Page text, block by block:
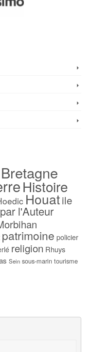
Bretagne
Histoire
Houatile
l'Auteur
patrimoine policier
religion Rhuys
Sein sous-marin tourisme